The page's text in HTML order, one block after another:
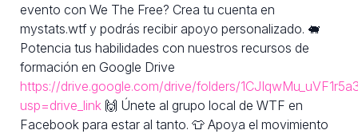
evento con We The Free? Crea tu cuenta en
mystats.wtf y podrás recibir apoyo personalizado. 🐖
Potencia tus habilidades con nuestros recursos de
formación en Google Drive
https://drive.google.com/drive/folders/
usp=drive_link 🙌 Únete al grupo local de WTF en
Facebook para estar al tanto. 👕 Apoya el movimiento